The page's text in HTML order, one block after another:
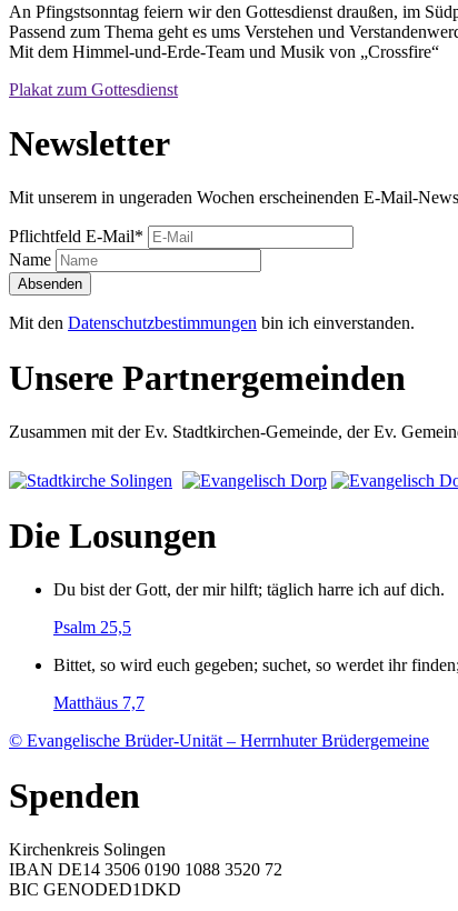
An Pfingstsonntag feiern wir den Gottesdienst draußen, im
Passend zum Thema geht es ums Verstehen und
Mit dem Himmel-und-Erde-Team und Musik von „Crossfire“
Plakat zum Gottesdienst
Newsletter
Mit unserem in ungeraden Wochen erscheinenden E-Mail-
Pflichtfeld E-Mail*
Name
Absenden
Mit den Datenschutzbestimmungen bin ich einverstanden.
Unsere Partnergemeinden
Zusammen mit der Ev. Stadtkirchen-Gemeinde, der Ev.
Die Losungen
Du bist der Gott, der mir hilft; täglich harre ich auf dich.
Psalm 25,5
Bittet, so wird euch gegeben; suchet, so werdet ihr
Matthäus 7,7
© Evangelische Brüder-Unität – Herrnhuter Brüdergemeine
Spenden
Kirchenkreis Solingen
IBAN DE14 3506 0190 1088 3520 72
BIC GENODED1DKD